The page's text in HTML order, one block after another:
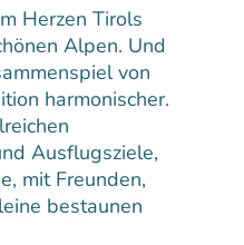
Herzen Tirols
Alpen. Und
von
harmonischer.
Ausflugsziele,
mit Freunden,
bestaunen